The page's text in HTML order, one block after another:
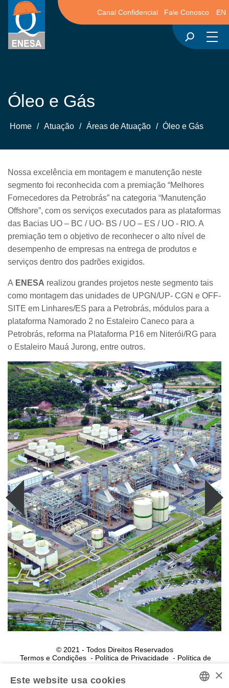
Canal Confidencial Fale Conosco EN
Óleo e Gás
Home / Atuação / Áreas de Atuação / Óleo e Gás
Nossa excelência em montagem e manutenção neste
segmento foi reconhecida com a premiação “Melhores
Fornecedores da Petrobrás” na categoria “Manutenção
Offshore”, com os serviços executados para as plataformas
das Bacias UO – BC / UO‐ BS / UO – ES / UO ‐ RIO. A
premiação tem o objetivo de reconhecer o alto nível de
desempenho de empresas na entrega de produtos e
serviços dentro dos padrões exigidos.
A ENESA realizou grandes projetos neste segmento tais
como montagem das unidades de UPGN/UP- CGN e OFF-
SITE em Linhares/ES para a Petrobrás, módulos para a
plataforma Namorado 2 no Estaleiro Caneco para a
Petrobrás, reforma na Plataforma P16 em Niterói/RG para
o Estaleiro Mauá Jurong, entre outros.
© 2021 - Todos Direitos Reservados
Termos e Condições
Política de Privacidade
Política de
Cookies
×
Este website usa cookies